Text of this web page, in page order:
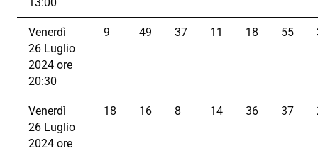
13:00
Venerdì
26 Luglio
2024 ore
20:30
9 49 37 11 18 55
Venerdì
26 Luglio
2024 ore
18 16 8 14 36 37